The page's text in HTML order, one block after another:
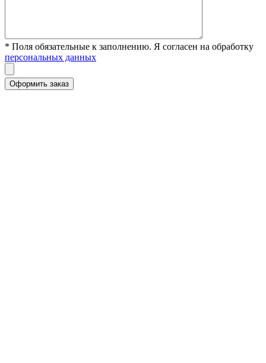
* Поля обязательные к заполнению. Я согласен на обработку
персональных данных